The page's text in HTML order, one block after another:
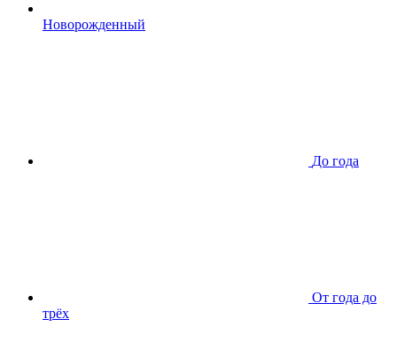
Новорожденный
До года
От года до
трёх